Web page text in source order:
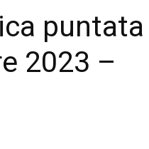
puntata
2023 –